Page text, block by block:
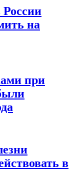
России
на
при
в